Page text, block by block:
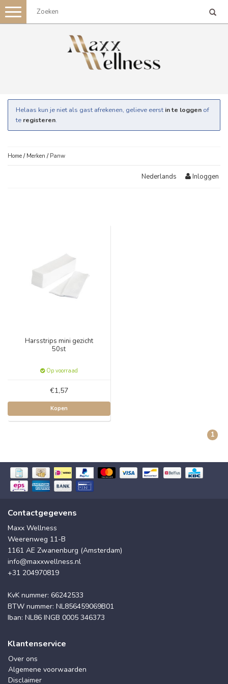
Toggle
navigation
Helaas kun je niet als gast afrekenen, gelieve eerst in te loggen of
te registeren.
Home / Merken / Panw
Nederlands Inloggen
Harsstrips mini gezicht
50st
Op voorraad
€1,57
Kopen
1
Contactgegevens
Maxx Wellness
Weerenweg 11-B
1161 AE Zwanenburg (Amsterdam)
info@maxxwellness.nl
+31 204970819
KvK nummer: 66242533
BTW nummer: NL856459069B01
Iban: NL86 INGB 0005 346373
Klantenservice
Over ons
Algemene voorwaarden
Disclaimer